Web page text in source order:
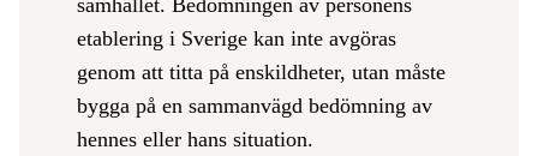
samhället. Bedömningen av personens
etablering i Sverige kan inte avgöras
genom att titta på enskildheter, utan måste
bygga på en sammanvägd bedömning av
hennes eller hans situation.